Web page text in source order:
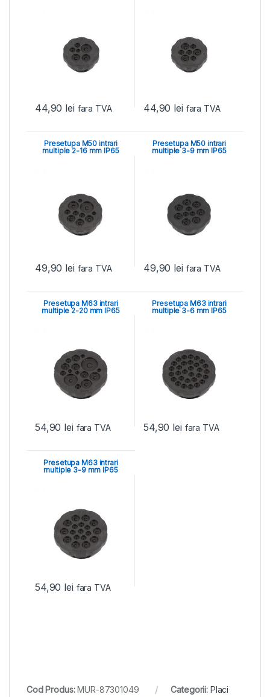
44,90 lei fara TVA 44,90 lei fara TVA
Presetupa M50 intrari
multiple 2-16 mm IP65
49,90 lei fara TVA
Presetupa M50 intrari
multiple 3-9 mm IP65
49,90 lei fara TVA
Presetupa M63 intrari
multiple 2-20 mm IP65
54,90 lei fara TVA
Presetupa M63 intrari
multiple 3-6 mm IP65
54,90 lei fara TVA
Presetupa M63 intrari
multiple 3-9 mm IP65
54,90 lei fara TVA
Cod Produs:MUR-87301049 Categorii: Placi